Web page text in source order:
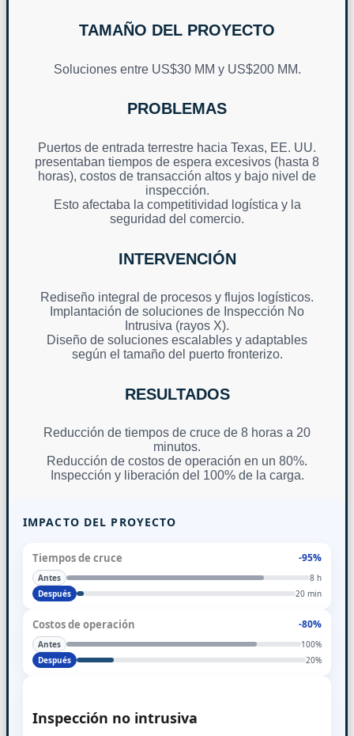
TAMAÑO DEL PROYECTO
Soluciones entre US$30 MM y US$200 MM.
PROBLEMAS
Puertos de entrada terrestre hacia Texas, EE. UU.
presentaban tiempos de espera excesivos (hasta 8
horas), costos de transacción altos y bajo nivel de
inspección.
Esto afectaba la competitividad logística y la
seguridad del comercio.
INTERVENCIÓN
Rediseño integral de procesos y flujos logísticos.
Implantación de soluciones de Inspección No
Intrusiva (rayos X).
Diseño de soluciones escalables y adaptables
según el tamaño del puerto fronterizo.
RESULTADOS
Reducción de tiempos de cruce de 8 horas a 20
minutos.
Reducción de costos de operación en un 80%.
Inspección y liberación del 100% de la carga.
IMPACTO DEL PROYECTO
Tiempos de cruce -95%
Antes
8 h
Después
20 min
Costos de operación -80%
Antes
100%
Después
20%
Inspección no intrusiva